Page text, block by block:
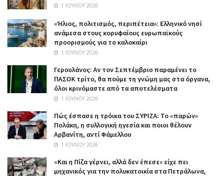
1 ΙΟΥΛΊΟΥ 2026
«Ήλιος, πολιτισμός, περιπέτεια»: Ελληνικό νησί
ανάμεσα στους κορυφαίους ευρωπαϊκούς
προορισμούς για το καλοκαίρι
1 ΙΟΥΛΊΟΥ 2026
Γερουλάνος: Αν τον Σεπτέμβριο παραμένει το
ΠΑΣΟΚ τρίτο, θα πούμε τη γνώμη μας στα όργανα,
όλοι κρινόμαστε από τα αποτελέσματα
1 ΙΟΥΛΊΟΥ 2026
Πώς έσπασε η τρόικα του ΣΥΡΙΖΑ: Το «παρών»
Πολάκη, η συλλογική ηγεσία και ποιοι θέλουν
Αρβανίτη, αντί Φάμελλου
1 ΙΟΥΛΊΟΥ 2026
«Και η Πίζα γέρνει, αλλά δεν έπεσε» είχε πει
μηχανικός για την πολυκατοικία στα Πετράλωνα,